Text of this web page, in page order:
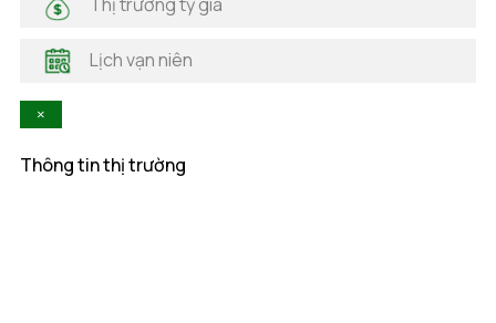
Hà Tĩnh
Hòa Bình
Lai Châu
Lịch vạn niên
×
Thông tin thị trường